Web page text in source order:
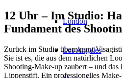
London
Los Angeles
12 Uhr – Im Studio:
Fundament des
Zurück im Studio übernimmt
Sie ist es, die aus dem natürlichen
Shooting-Make-up zaubert – und das
Lippenstift. Ein professionelles